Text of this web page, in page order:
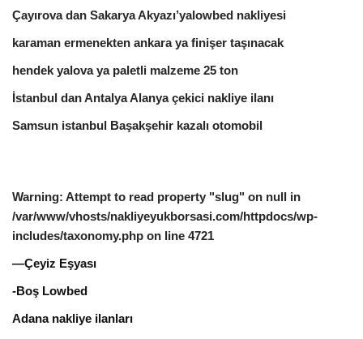
Çayırova dan Sakarya Akyazı’yalowbed nakliyesi
karaman ermenekten ankara ya finişer taşınacak
hendek yalova ya paletli malzeme 25 ton
İstanbul dan Antalya Alanya çekici nakliye ilanı
Samsun istanbul Başakşehir kazalı otomobil
Warning: Attempt to read property "slug" on null in
/var/www/vhosts/nakliyeyukborsasi.com/httpdocs/wp-
includes/taxonomy.php on line 4721
—Çeyiz Eşyası
-Boş Lowbed
Adana nakliye ilanları